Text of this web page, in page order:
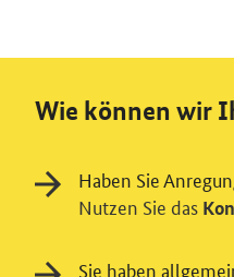
Wie können wir
Haben Sie
Nutzen Sie das
Sie haben